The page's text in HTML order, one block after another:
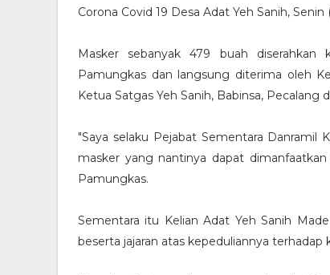
Corona Covid 19 Desa Adat Yeh Sanih, Senin
Masker sebanyak 479 buah diserahkan
Pamungkas dan langsung diterima oleh
Ketua Satgas Yeh Sanih, Babinsa, Pecalang
"Saya selaku Pejabat Sementara
masker yang nantinya dapat
Pamungkas.
Sementara itu Kelian Adat Yeh Sanih
beserta jajaran atas kepeduliannya